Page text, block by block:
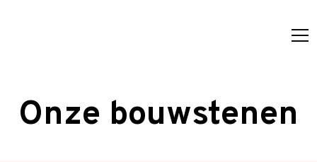
Onze bouwstenen
Onze bouwstenen